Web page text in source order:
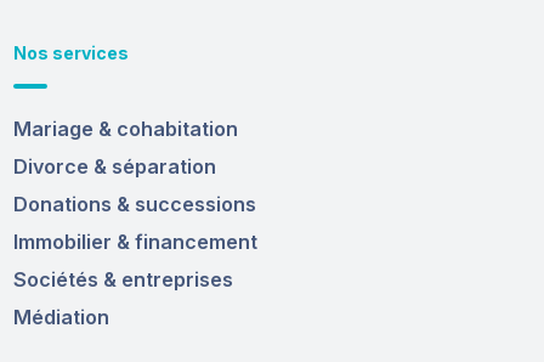
Nos services
Mariage & cohabitation
Divorce & séparation
Donations & successions
Immobilier & financement
Sociétés & entreprises
Médiation